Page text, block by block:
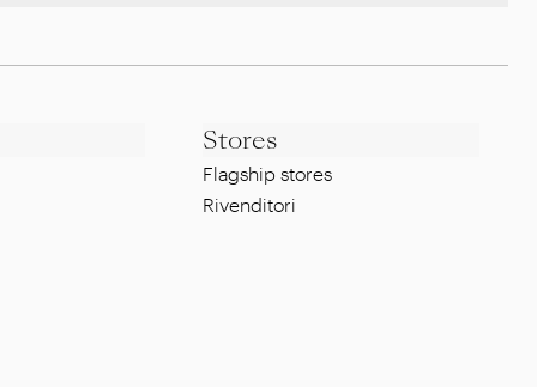
Stores
Flagship stores
Rivenditori